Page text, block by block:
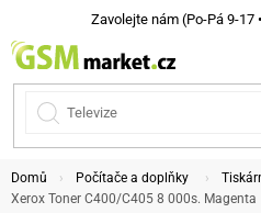
Zavolejte nám (Po-Pá 9-17
Domů Počítače a doplňky
Xerox Toner C400/C405 8 000s. Magenta